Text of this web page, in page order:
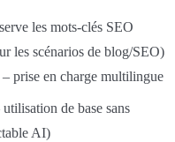
les mots-clés SEO
les scénarios de blog/SEO)
– prise en charge multilingue
utilisation de base sans
AI)